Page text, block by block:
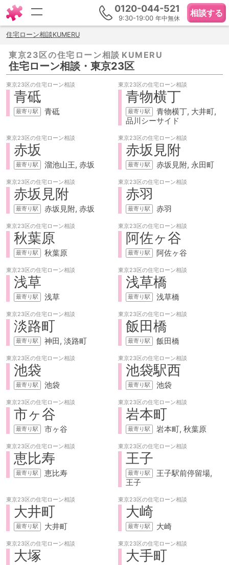
住宅ローン相談KUMERU
東京23区の住宅ローン相談
住宅ローン相談 ・東京23区
東京23区の住宅ローン相談
青砥
青砥
東京23区の住宅ローン相談
青物横丁
青物横丁 大井町
品川シーサイド
東京23区の住宅ローン相談
赤坂
溜池山王 赤坂
東京23区の住宅ローン相談
赤坂見附
赤坂見附 永田町
東京23区の住宅ローン相談
赤坂見附
赤坂見附 赤坂
東京23区の住宅ローン相談
赤羽
赤羽
東京23区の住宅ローン相談
秋葉原
秋葉原
東京23区の住宅ローン相談
阿佐ヶ谷
阿佐ヶ谷
東京23区の住宅ローン相談
浅草
浅草
東京23区の住宅ローン相談
浅草橋
浅草橋
東京23区の住宅ローン相談
淡路町
神田 淡路町
東京23区の住宅ローン相談
飯田橋
飯田橋
東京23区の住宅ローン相談
池袋
池袋
東京23区の住宅ローン相談
池袋駅西
池袋
東京23区の住宅ローン相談
市ヶ谷
市ヶ谷
東京23区の住宅ローン相談
岩本町
岩本町 秋葉原
東京23区の住宅ローン相談
恵比寿
恵比寿
東京23区の住宅ローン相談
王子
王子駅前停留場
王子
東京23区の住宅ローン相談
大井町
大井町
東京23区の住宅ローン相談
大崎
大崎
東京23区の住宅ローン相談
大塚
東京23区の住宅ローン相談
大手町
0120-044-521
9:30-19:00 年中無休
相談する